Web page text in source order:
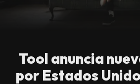
Tool anuncia
por Estados